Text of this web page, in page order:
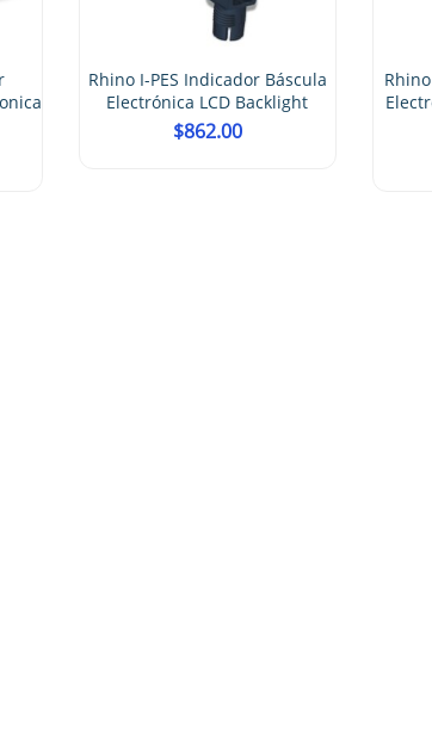
Báscula
LCD Backlight
Rhino I-QY Indicador Báscula
Electrónica LCD Configurable